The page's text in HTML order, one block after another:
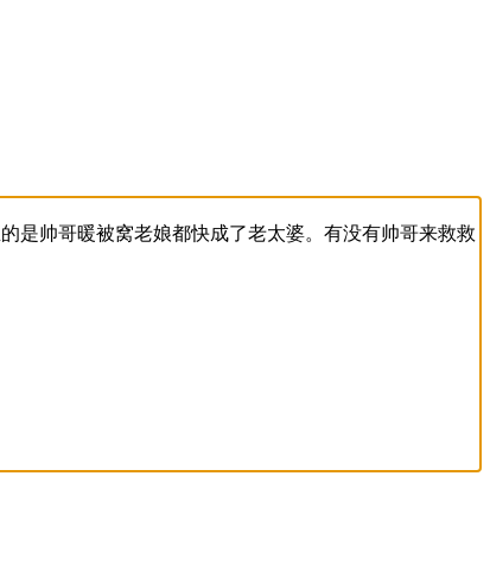
是帅哥暖被窝老娘都快成了老太婆。有没有帅哥来救救